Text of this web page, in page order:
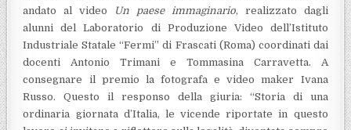
andato al video
Un paese immaginario, realizzato dagli
alunni del Laboratorio di Produzione Video dell’Istituto
Industriale Statale “Fermi” di Frascati (Roma) coordinati dai
docenti Antonio Trimani e Tommasina Carravetta. A
consegnare il premio la fotografa e video maker Ivana
Russo. Questo il responso della giuria: “Storia di una
ordinaria giornata d’Italia, le vicende riportate in questo